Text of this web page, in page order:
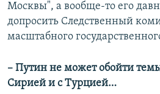
Москвы", а вообще-то его
допросить Следственный
масштабного
– Путин не может обойти
Сирией и с Турцией…